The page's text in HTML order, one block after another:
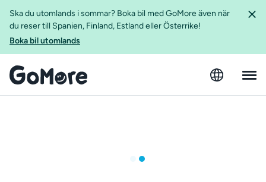
Ska du utomlands i sommar? Boka bil med GoMore även när
du reser till Spanien, Finland, Estland eller Österrike!
Boka bil utomlands